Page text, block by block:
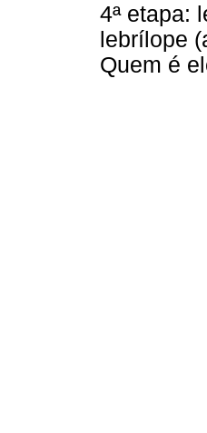
4ª etapa:
lebrílope
Quem é